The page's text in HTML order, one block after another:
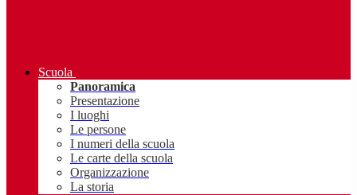
Scuola
Panoramica
Presentazione
I luoghi
Le persone
I numeri della scuola
Le carte della scuola
Organizzazione
La storia